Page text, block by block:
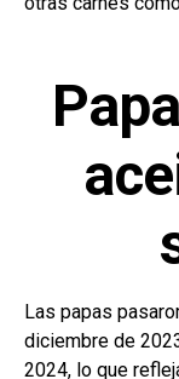
Las papas
diciembre de
2024, lo que